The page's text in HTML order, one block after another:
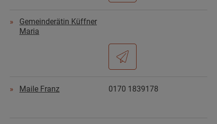
Gemeinderätin Küffner
Maria
Maile Franz 0170 1839178